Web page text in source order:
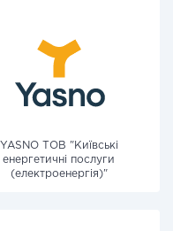
YASNO ТОВ "Київські
енергетичні послуги
(електроенергія)"